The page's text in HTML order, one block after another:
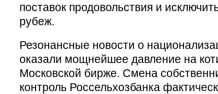
поставок продовольствия и
рубеж.
Резонансные новости о
оказали мощнейшее давление на
Московской бирже. Смена
контроль Россельхозбанка